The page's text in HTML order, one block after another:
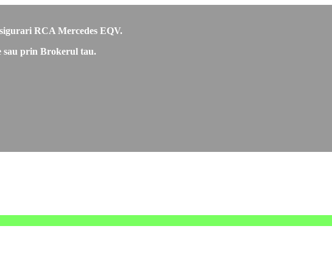
RCA Mercedes EQV.
sau prin Brokerul tau.